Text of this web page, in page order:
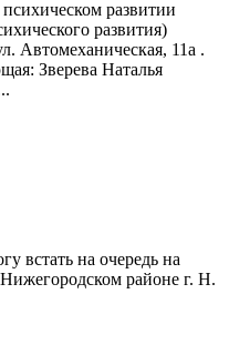
развитии
развития)
Автомеханическая, 11а .
Зверева Наталья
встать на очередь на
районе г. Н.